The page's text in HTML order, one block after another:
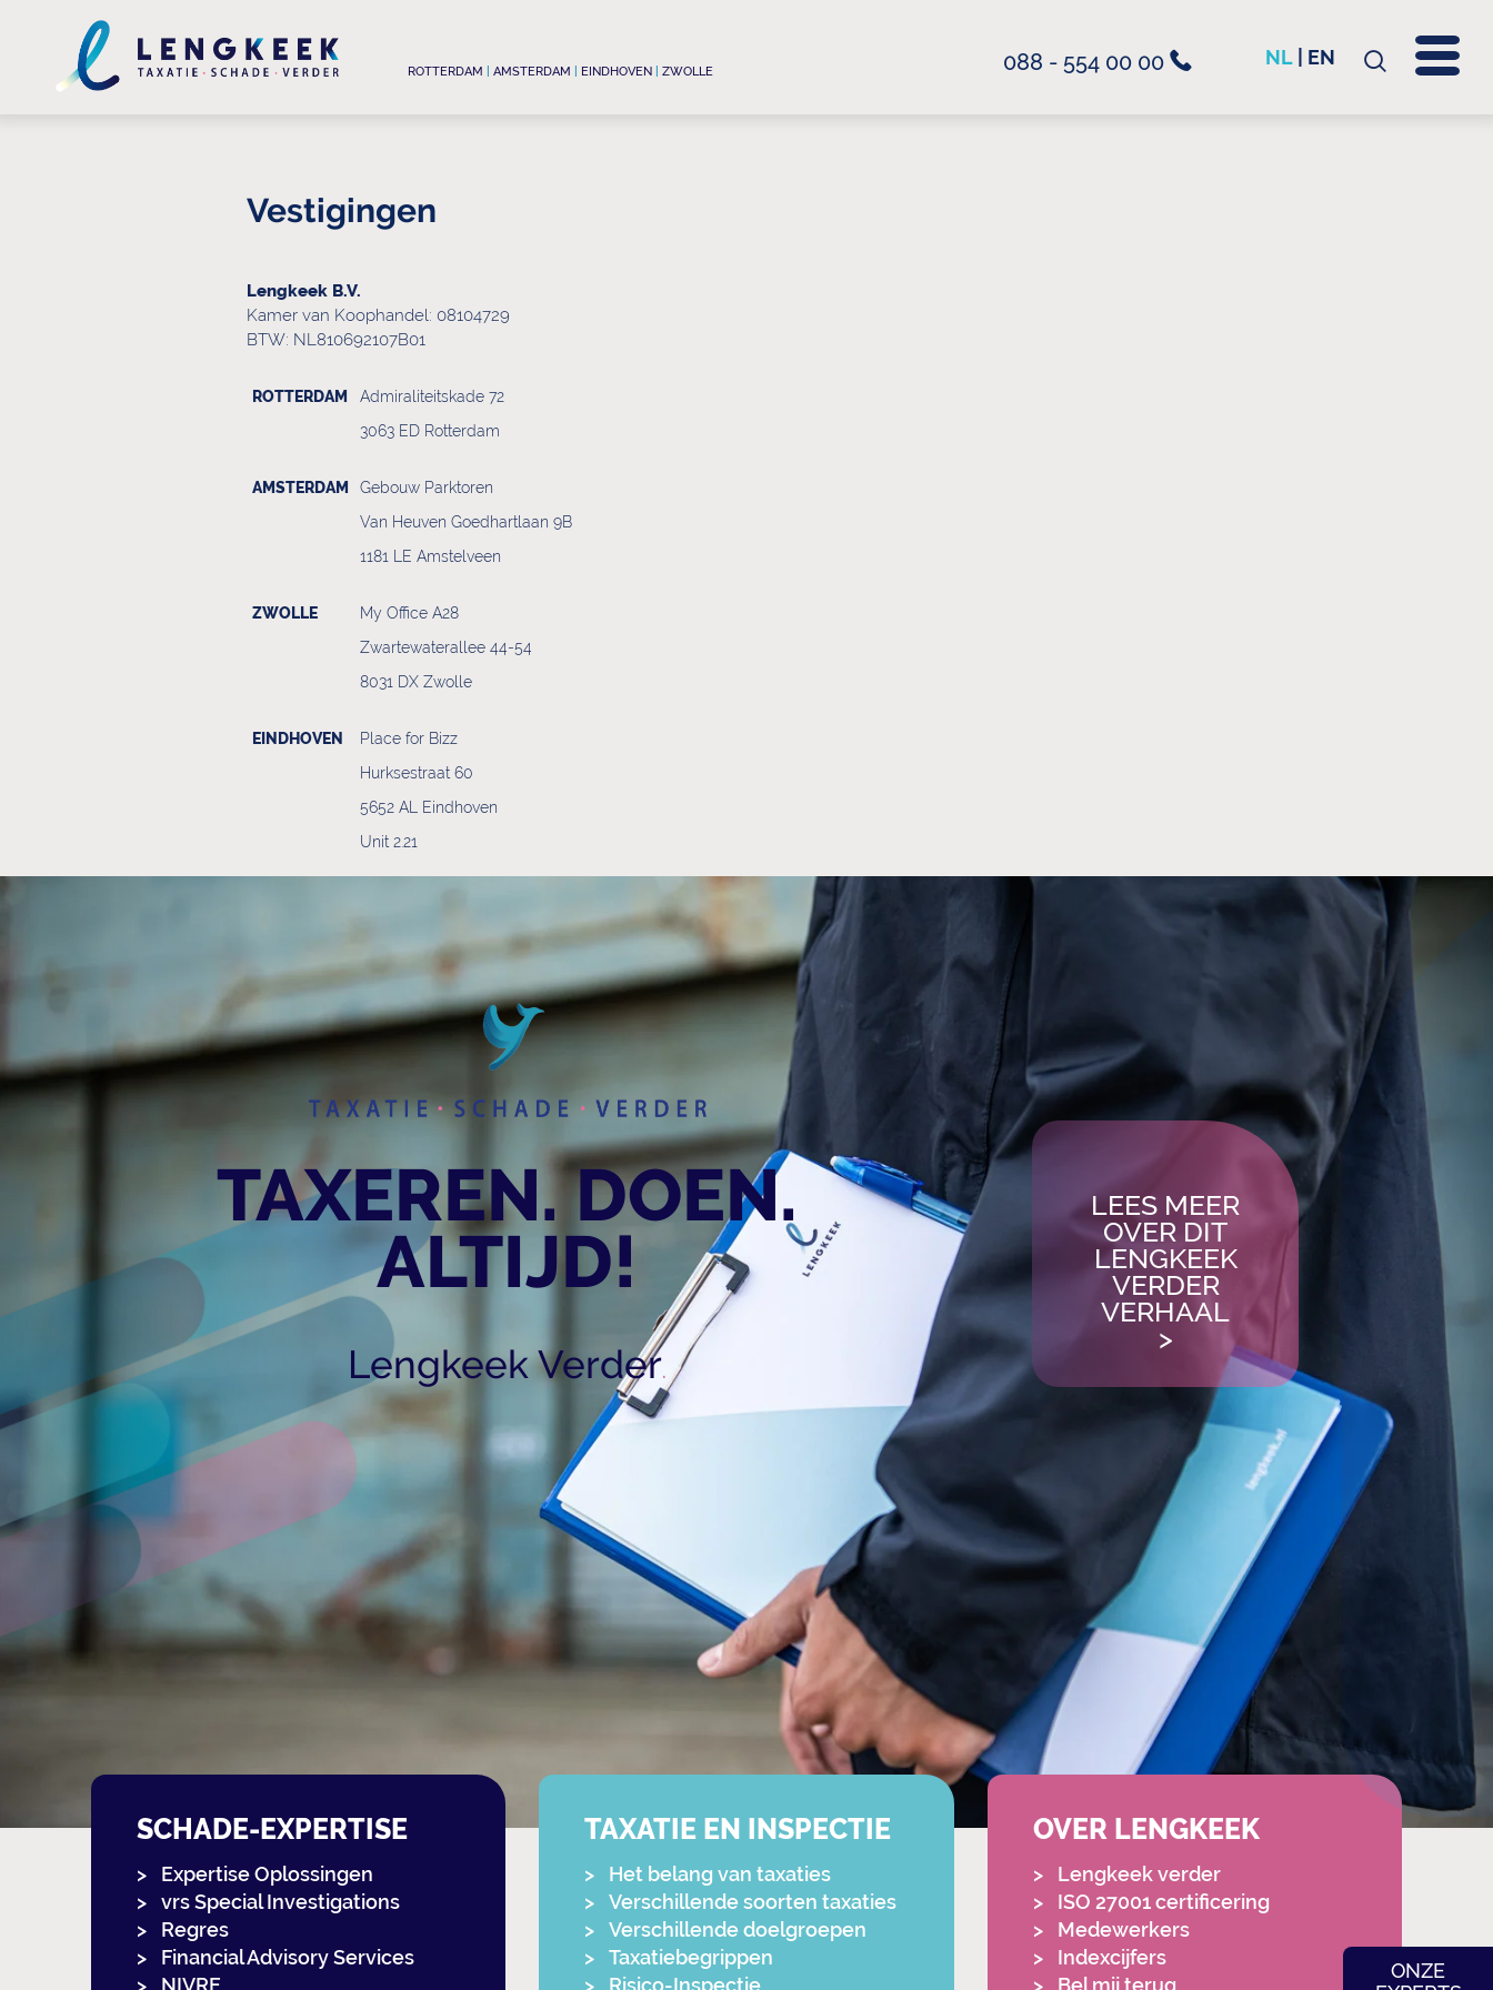
ROTTERDAM AMSTERDAM EINDHOVEN ZWOLLE 088 - 554 00 00 NL EN
Zoeken
ONZE
Vestigingen
Lengkeek B.V.
Kamer van Koophandel: 08104729
BTW: NL810692107B01
ROTTERDAM
Admiraliteitskade 72
3063 ED Rotterdam
AMSTERDAM
Gebouw Parktoren
Van Heuven Goedhartlaan 9B
1181 LE Amstelveen
ZWOLLE
My Office A28
Zwartewaterallee 44-54
8031 DX Zwolle
EINDHOVEN
Place for Bizz
Hurksestraat 60
5652 AL Eindhoven
Unit 2.21
TAXEREN. DOEN.
ALTIJD!
Lengkeek Verder.
LEES MEER
OVER DIT
LENGKEEK
VERDER
VERHAAL
>
SCHADE-EXPERTISE
Expertise Oplossingen
vrs Special Investigations
Regres
Financial Advisory Services
NIVRE
TAXATIE EN INSPECTIE
Het belang van taxaties
Verschillende soorten taxaties
Verschillende doelgroepen
Taxatiebegrippen
Risico-Inspectie
OVER LENGKEEK
Lengkeek verder
ISO 27001 certificering
Medewerkers
Indexcijfers
Bel mij terug